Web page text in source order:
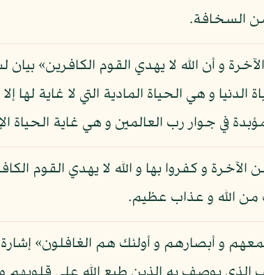
السخافة.
و أن الله لا يهدي القوم الكافرين»
و هي الحياة المادية التي لا غاية لها
في جوار رب العالمين و هي غاية الحياة
الآخرة و كفروا بها و الله لا يهدي القوم
من الله و عذاب عظيم.
و أبصارهم و أولئك هم الغافلون» إشارة